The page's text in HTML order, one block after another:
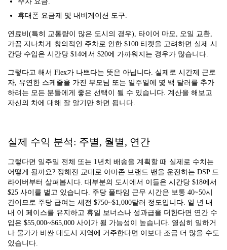
휴대폰 요금제 및 내비게이션 도구.
연료비(특히 교통량이 많은 도시의 경우), 타이어 마모, 오일 교환,
가끔 지나치게 창의적인 주차로 인한 $100 티켓을 고려하면 실제 시
간당 수입은 시간당 $14에서 $20에 가까워지는 경우가 많습니다.
그렇다고 해서 Flex가 나쁘다는 뜻은 아닙니다. 실제로 시간제 근로
자, 유연한 스케줄을 가진 부모님 또는 일주일에 몇 백 달러를 추가
하려는 모든 분들에게 좋은 선택이 될 수 있습니다. 계산을 해보고
자신의 차에 대해 잘 알기만 하면 됩니다.
실제 수익 분석: 주별, 월별, 연간
그렇다면 일주일 전체 또는 1년치 배송을 계획할 때 실제로 수치는
어떻게 될까요? 정해진 교대로 아마존 브랜드 밴을 운전하는 DSP 드
라이버부터 살펴봅시다. 대부분의 도시에서 이들은 시간당 $18에서
$25 사이를 벌고 있습니다. 주당 풀타임 근무 시간은 보통 40~50시
간이므로 주당 급여는 세전 $750~$1,000달러 정도입니다. 일 년 내
내 이 페이스를 유지하고 휴일 보너스나 성과급을 더한다면 연간 수
입은 $55,000~$65,000 사이가 될 가능성이 높습니다. 열심히 일하거
나 물가가 비싼 대도시 지역에 거주한다면 이보다 조금 더 많을 수도
있습니다.